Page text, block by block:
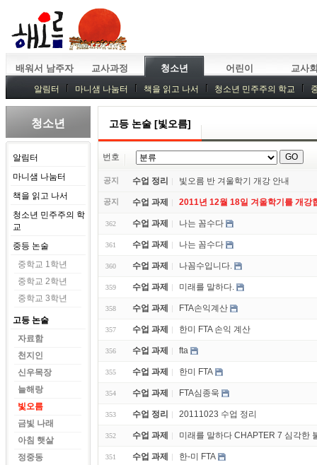
배워서 남주자 교사과정 청소년 어린이 교사
알림터 마니샘 나눔터 책을 읽고 나서 청소년 민주주의 학교
청소년
알림터
마니샘 나눔터
책을 읽고 나서
청소년 민주주의 학
교
중등 논술
중학교 1학년
중학교 2학년
중학교 3학년
고등 논술
자료함
천지인
신우목장
늘해랑
빛오름
금빛 나래
아침 햇살
정중동
고등 논술 [빛오름]
번호
공지 수업 정리 빛오름 반 겨울학기 개강 안내
공지 수업 과제 2011년 12월 18일 겨울학기를 개강
362 수업 과제 나는 꼼수다
361 수업 과제 나는 꼼수다
360 수업 과제 나꼼수입니다.
359 수업 과제 미래를 말하다.
358 수업 과제 FTA손익계산
357 수업 과제 한미 FTA 손익 계산
356 수업 과제 fta
355 수업 과제 한미 FTA
354 수업 과제 FTA심종욱
353 수업 정리 20111023 수업 정리
352 수업 과제 미래를 말하다 CHAPTER 7 심각한
351 수업 과제 한-미 FTA